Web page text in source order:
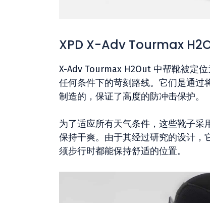
XPD X-Adv Tourmax
X-Adv Tourmax H2Out 中帮靴被定
任何条件下的苛刻路线。它们是通过
制造的，保证了高度的防冲击保护。
为了适应所有天气条件，这些靴子
保持干爽。由于其经过研究的设计，
须步行时都能保持舒适的位置。